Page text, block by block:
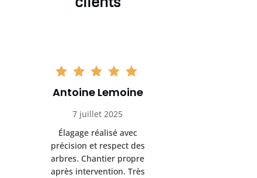
Antoine Lemoine
7 juillet 2025
Élagage réalisé avec
précision et respect des
arbres. Chantier propre
après intervention. Très